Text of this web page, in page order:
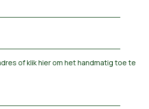
ofklik hier om het handmatig toe te